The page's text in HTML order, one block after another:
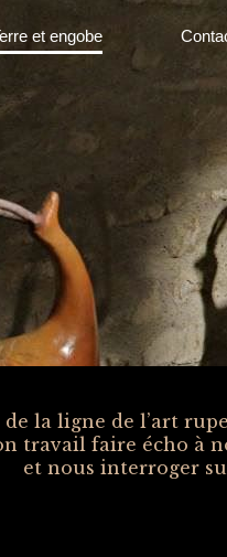
et engobe
la ligne de l’art
travail faire écho à
et nous interroger